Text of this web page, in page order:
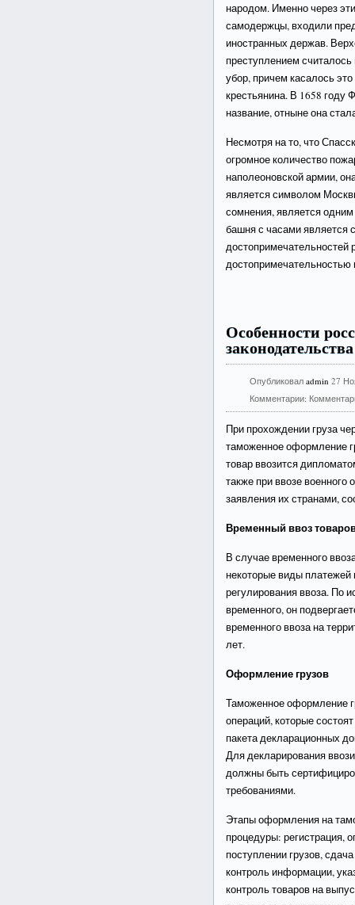
народом. Именно через
самодержцы, входили
иностранных держав.
преступлением считалось
убор, причем касалось
крестьянина. В 1658 году
название, отныне она
Несмотря на то, что
огромное количество
наполеоновской армии,
является символом
сомнения, является
башня с часами является
достопримечательностей
Особенности
законодательства
Опубликовалadmin 27
Комментарии:
При прохождении груза
таможенное оформление
товар ввозится
также при ввозе
заявления их странами,
Временный ввоз
В случае временного
некоторые виды
регулирования ввоза. По
временного, он
временного ввоза на
лет.
Оформление грузов
Таможенное оформление
операций, которые
пакета декларационных
Для декларирования
должны быть
требованиями.
Этапы оформления на
процедуры: регистрация,
поступлении грузов,
контроль информации,
контроль товаров на